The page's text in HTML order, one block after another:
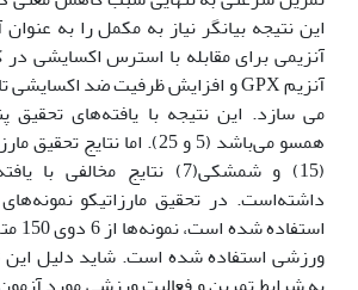
این نتیجه بیانگر نیاز به مکمل را به
آنزیمی برای مقابله با استرس اکسایشی در
می سازد. این نتیجه با یافته‌های تحقیق
(15) و شمشکی(7) نتایج
داشته‌است. در تحقیق مارزاتیکو
ورزشی استفاده شده است. شاید دلیل این